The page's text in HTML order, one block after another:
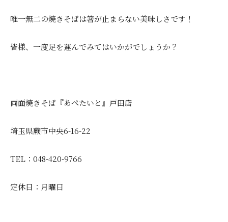
唯一無二の焼きそばは箸が止まらない美味しさです！
皆様、一度足を運んでみてはいかがでしょうか？
両面焼きそば『あぺたいと』戸田店
埼玉県蕨市中央6-16-22
TEL：048-420-9766
定休日：月曜日